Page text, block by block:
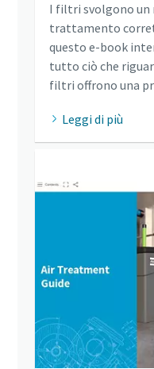
I filtri svolgono un
trattamento
questo e-book
tutto ciò che
filtri offrono una
Leggi di più